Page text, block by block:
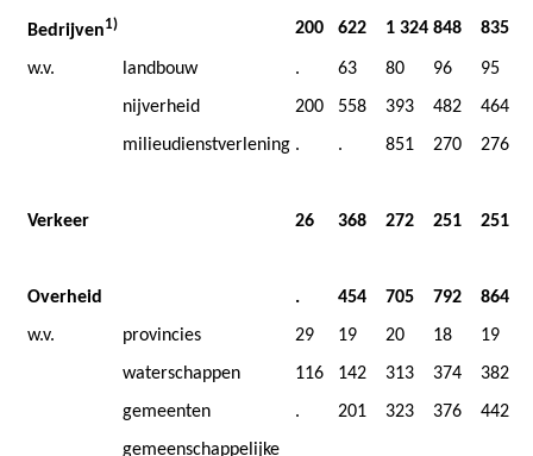
Bedrijven1) 200 622 1 324 848 835
w.v. landbouw . 63 80 96
95
nijverheid
200 558 393 482
464
milieudienstverlening . . 851 270 276
Verkeer 26 368 272 251 251
Overheid . 454 705 792
864
w.v.
provincies 29 19 20 18
19
waterschappen
116 142 313 374
382
gemeenten
. 201 323 376
442
gemeenschappelijke